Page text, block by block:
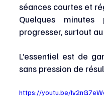
séances courtes et
Quelques
progresser, surtout
L’essentiel est de
sans pression de
https://youtu.be/